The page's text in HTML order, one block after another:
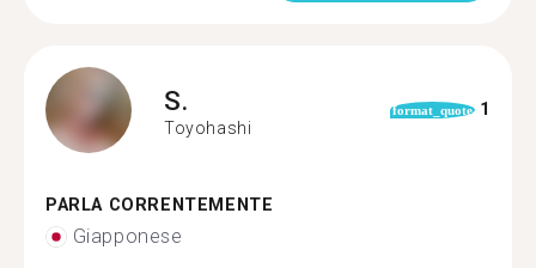
S.
Toyohashi
format_quote 1
PARLA CORRENTEMENTE
Giapponese